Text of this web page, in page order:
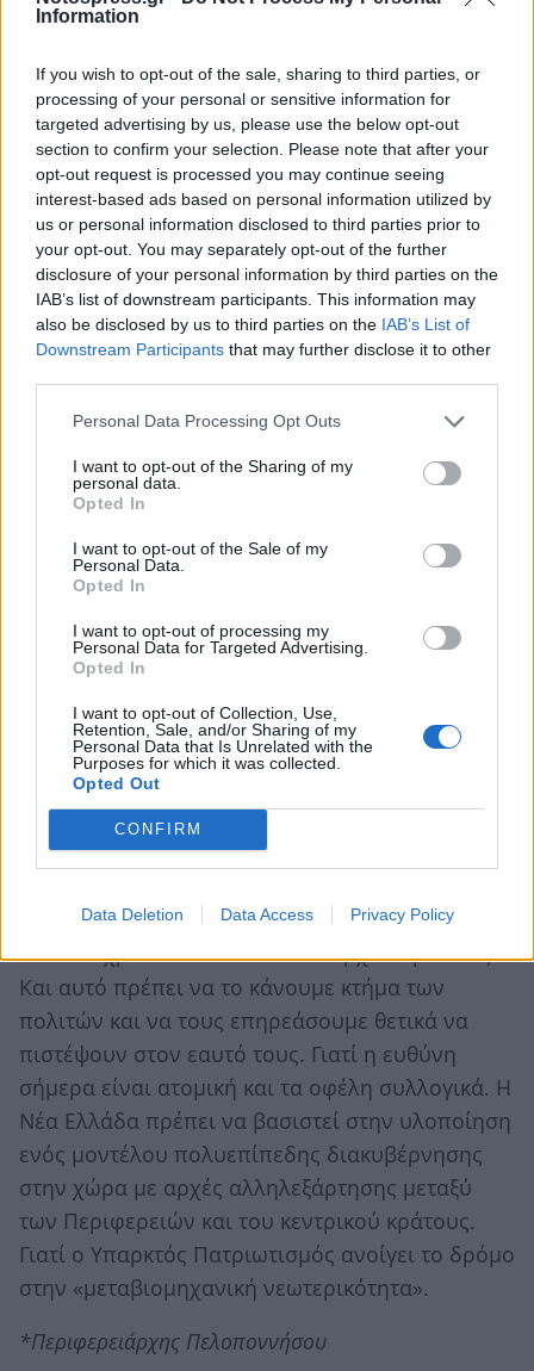
Information
If you wish to opt-out of the sale, sharing to third parties, or
processing of your personal or sensitive information for
targeted advertising by us, please use the below opt-out
section to confirm your selection. Please note that after your
opt-out request is processed you may continue seeing
interest-based ads based on personal information utilized by
us or personal information disclosed to third parties prior to
your opt-out. You may separately opt-out of the further
disclosure of your personal information by third parties on the
IAB’s list of downstream participants. This information may
also be disclosed by us to third parties on the IAB’s List of
Downstream Participants that may further disclose it to other
Personal Data Processing Opt Outs
I want to opt-out of the Sharing of my
personal data.
Opted In
I want to opt-out of the Sale of my
Personal Data.
Opted In
I want to opt-out of processing my
Personal Data for Targeted Advertising.
Opted In
I want to opt-out of Collection, Use,
Retention, Sale, and/or Sharing of my
Personal Data that Is Unrelated with the
Purposes for which it was collected.
Opted Out
CONFIRM
Data Deletion Data Access Privacy Policy
Ο Καλλικράτης λοιπόν πρέπει να ολοκληρωθεί
και πρέπει να διασφαλίσει την υλοποίηση του
μοντέλου πολυεπίπεδης διακυβέρνησης. Πρέπει
να διασφαλίσει την συνοχή εφαρμογής των
μεταρρυθμίσεων και την ανταγωνιστική
αλληλεγγύη μεταξύ των Περιφερειών της
χώρας.Πρέπει να βάλει ένα φρένο στην
κατασπατάληση των πόρων και την οργανωμένη
ρεμούλα συντεχνιακών ομάδων με πολιτικές
προσβάσεις.
Από το 1981 έως και το 2012, η Ελλάδα είχε
έσοδα από τα διάφορα Ταμεία της Ευρωπαϊκής
ίδια περίοδο εισέρρευσαν 3,6 δισεκατομμύρια
ευρώ από δύο σταθεροποιητικά δάνεια, ενώ η
Ευρωπαϊκή Τράπεζα Επενδύσεων έδωσε 11,8
δισεκατομμύρια ευρώ επενδυτικά δάνεια.
καθαρό δανεισμό που εισέρευσε στην χώρα την
περίοδο 1981-2008 μπορούμε να αντιληφθούμε
τις πραγματικές διαστάσεις της κραιπάλης που
έφερε την χρεοκοπία. Κραιπάλη πολιτική,
οικονομική και κοινωνική με θύμα τον άνθρωπο,
τον πολίτη τον ιδιώτη.
Εδώ και χρόνια λέω ότι δεν υπάρχουν μεσσίες.
Και αυτό πρέπει να το κάνουμε κτήμα των
πολιτών και να τους επηρεάσουμε θετικά να
πιστέψουν στον εαυτό τους. Γιατί η ευθύνη
σήμερα είναι ατομική και τα οφέλη συλλογικά. Η
Νέα Ελλάδα πρέπει να βασιστεί στην υλοποίηση
ενός μοντέλου πολυεπίπεδης διακυβέρνησης
στην χώρα με αρχές αλληλεξάρτησης μεταξύ
των Περιφερειών και του κεντρικού κράτους.
Γιατί ο Υπαρκτός Πατριωτισμός ανοίγει το δρόμο
στην «μεταβιομηχανική νεωτερικότητα».
*Περιφερειάρχης Πελοποννήσου